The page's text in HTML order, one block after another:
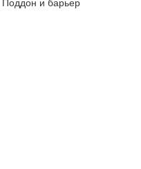
Поддон и барьер